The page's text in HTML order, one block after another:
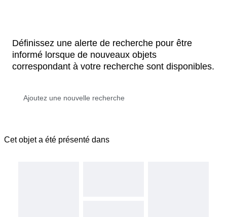
Définissez une alerte de recherche pour être
informé lorsque de nouveaux objets
correspondant à votre recherche sont disponibles.
Cet objet a été présenté dans